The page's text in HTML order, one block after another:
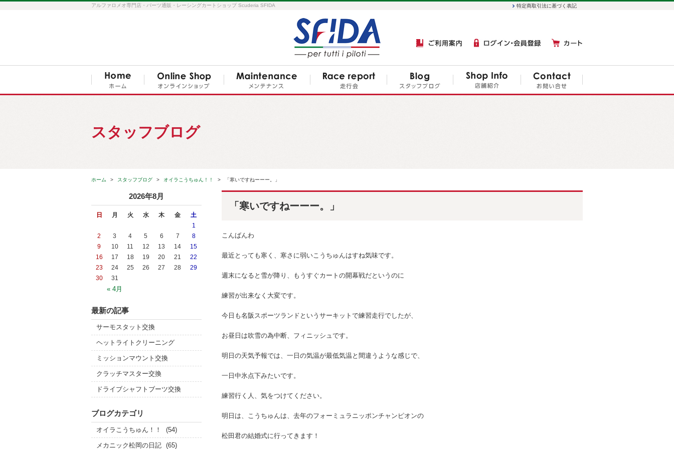
アルファロメオ専門店・パーツ通販・レーシングカートショップ Scuderia SFIDA 特定商取引法に基づく表記
スタッフブログ
ホーム スタッフブログ オイラこうちゅん！！ 「寒いですねーーー。」
「寒いですねーーー。」
こんばんわ
最近とっても寒く、寒さに弱いこうちゅんはすね気味です。
週末になると雪が降り、もうすぐカートの開幕戦だというのに
練習が出来なく大変です。
今日も名阪スポーツランドというサーキットで練習走行でしたが、
お昼日は吹雪の為中断、フィニッシュです。
明日の天気予報では、一日の気温が最低気温と間違うような感じで、
一日中氷点下みたいです。
練習行く人、気をつけてください。
明日は、こうちゅんは、去年のフォーミュラニッポンチャンピオンの
松田君の結婚式に行ってきます！
2026年8月
日 月 火 水 木 金 土
« 4月
1
2
3 4 5 6 7
8
9
10 11 12 13 14
15
16
17 18 19 20 21
22
23
24 25 26 27 28
29
30
31
最新の記事
サーモスタット交換
ヘットライトクリーニング
ミッションマウント交換
クラッチマスター交換
ドライブシャフトブーツ交換
ブログカテゴリ
オイラこうちゅん！！ (54)
メカニック松岡の日記 (65)